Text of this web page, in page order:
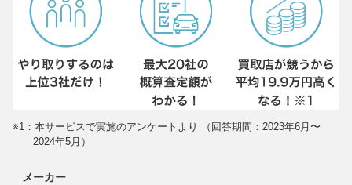
※1：本サービスで実施のアンケートより （回答期間：2023年6月〜
2024年5月）
メーカー